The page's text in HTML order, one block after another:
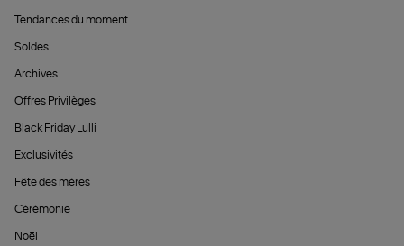
Tendances du moment
Soldes
Archives
Offres Privilèges
Black Friday Lulli
Exclusivités
Fête des mères
Cérémonie
Noël